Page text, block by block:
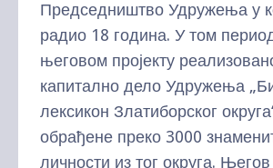
Председништво Удружења у
радио 18 година. У том
његовом пројекту
капитално дело Удружења
лексикон Златиборског
обрађене преко 3000
личности из тог округа.